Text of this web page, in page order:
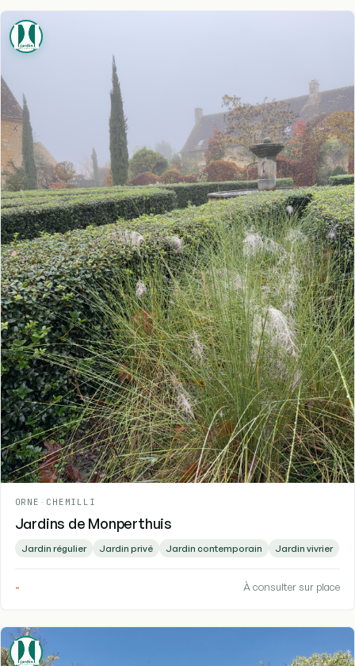
ORNE - CHEMILLI
Jardins de Monperthuis
Jardin régulier Jardin privé Jardin contemporain Jardin vivrier
- À consulter sur place